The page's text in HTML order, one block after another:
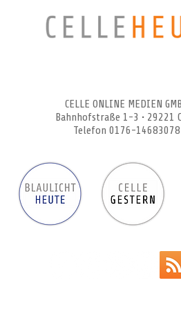
CELLE ONLINE MEDIEN
Bahnhofstraße 1-3 • 29221
Telefon 0176-14683078